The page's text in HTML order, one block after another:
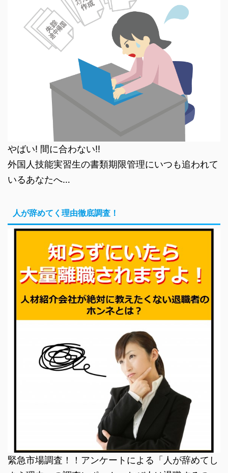
やばい! 間に合わない!!
外国人技能実習生の書類期限管理にいつも追われて
いるあなたへ…
人が辞めてく理由徹底調査！
緊急市場調査！！アンケートによる「人が辞めてし